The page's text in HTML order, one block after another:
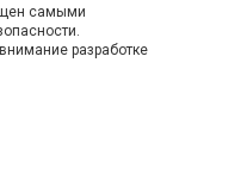
самыми
разработке